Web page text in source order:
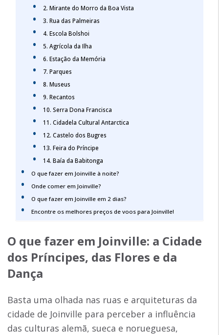
2. Mirante do Morro da Boa Vista
3. Rua das Palmeiras
4. Escola Bolshoi
5. Agrícola da Ilha
6. Estação da Memória
7. Parques
8. Museus
9. Recantos
10. Serra Dona Francisca
11. Cidadela Cultural Antarctica
12. Castelo dos Bugres
13. Feira do Príncipe
14. Baía da Babitonga
O que fazer em Joinville à noite?
Onde comer em Joinville?
O que fazer em Joinville em 2 dias?
Encontre os melhores preços de voos para Joinville!
O que fazer em Joinville: a Cidade
dos Príncipes, das Flores e da
Dança
Basta uma olhada nas ruas e arquiteturas da
cidade de Joinville para perceber a influência
das culturas alemã, sueca e norueguesa,